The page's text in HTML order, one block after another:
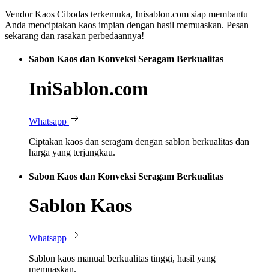
Vendor Kaos Cibodas terkemuka, Inisablon.com siap membantu
Anda menciptakan kaos impian dengan hasil memuaskan. Pesan
sekarang dan rasakan perbedaannya!
Sabon Kaos dan Konveksi Seragam Berkualitas
IniSablon.com
Whatsapp
Ciptakan kaos dan seragam dengan sablon berkualitas dan
harga yang terjangkau.
Sabon Kaos dan Konveksi Seragam Berkualitas
Sablon Kaos
Whatsapp
Sablon kaos manual berkualitas tinggi, hasil yang
memuaskan.